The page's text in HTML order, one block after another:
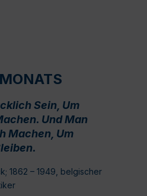
Sein, Um
Und Man
Machen, Um
1862 – 1949, belgischer